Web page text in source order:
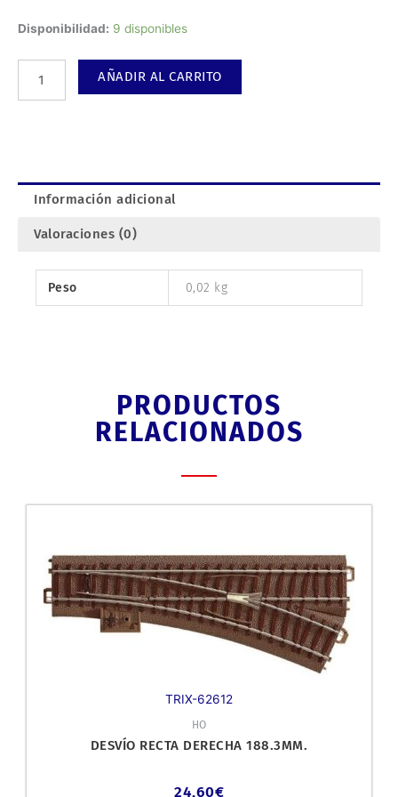
Disponibilidad: 9 disponibles
Recta
AÑADIR AL CARRITO
Información adicional
Valoraciones (0)
Peso 0,02 kg
PRODUCTOS
RELACIONADOS
TRIX-62612
HO
DESVÍO RECTA DERECHA 188.3MM.
24,60€